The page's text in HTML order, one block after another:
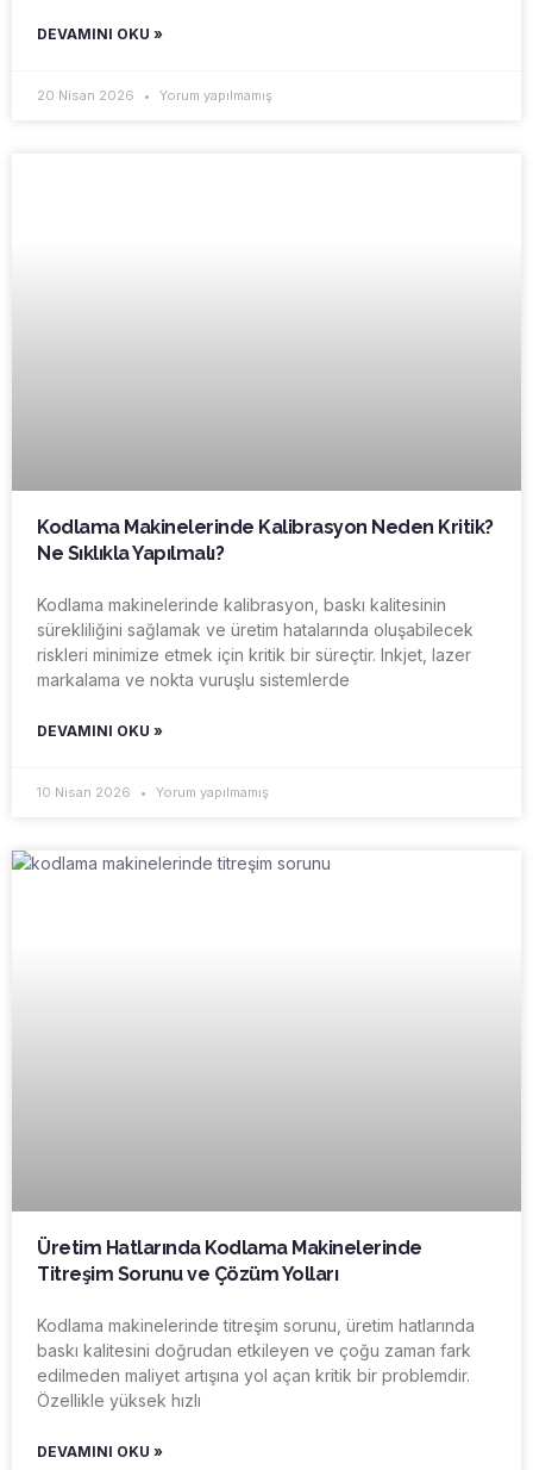
DEVAMINI OKU »
20 Nisan 2026 Yorum yapılmamış
Kodlama Makinelerinde Kalibrasyon Neden Kritik?
Ne Sıklıkla Yapılmalı?
Kodlama makinelerinde kalibrasyon, baskı kalitesinin
sürekliliğini sağlamak ve üretim hatalarında oluşabilecek
riskleri minimize etmek için kritik bir süreçtir. Inkjet, lazer
markalama ve nokta vuruşlu sistemlerde
DEVAMINI OKU »
10 Nisan 2026 Yorum yapılmamış
Üretim Hatlarında Kodlama Makinelerinde
Titreşim Sorunu ve Çözüm Yolları
Kodlama makinelerinde titreşim sorunu, üretim hatlarında
baskı kalitesini doğrudan etkileyen ve çoğu zaman fark
edilmeden maliyet artışına yol açan kritik bir problemdir.
Özellikle yüksek hızlı
DEVAMINI OKU »